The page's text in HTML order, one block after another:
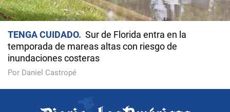
TENGA CUIDADO
Sur de Florida entra en la
temporada de mareas altas con riesgo de
inundaciones costeras
Por Daniel Castropé